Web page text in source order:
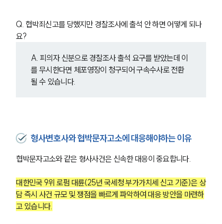
그룹소개
그룹소개
대륜의 강점
Q. 협박죄신고를 당했지만 경찰조사에 출석 안 하면 어떻게 되나
요?
A. 피의자 신분으로 경찰조사 출석 요구를 받았는데 이
를 무시한다면 체포영장이 청구되어 구속수사로 전환
될 수 있습니다.
형사변호사와 협박문자고소에 대응해야하는 이유
협박문자고소와 같은 형사사건은 신속한 대응이 중요합니다.
대한민국 9위 로펌 대륜(25년 국세청 부가가치세 신고 기준)은 상
담 즉시 사건 규모 및 쟁점을 빠르게 파악하여 대응 방안을 마련하
고 있습니다.